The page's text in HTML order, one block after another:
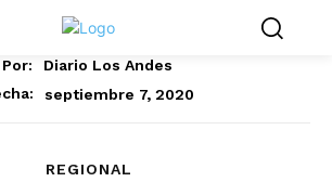
Por:
Diario Los Andes
septiembre 7, 2020
REGIONAL